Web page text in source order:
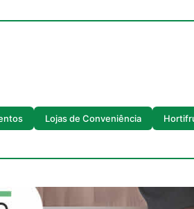
Lojas de Conveniência